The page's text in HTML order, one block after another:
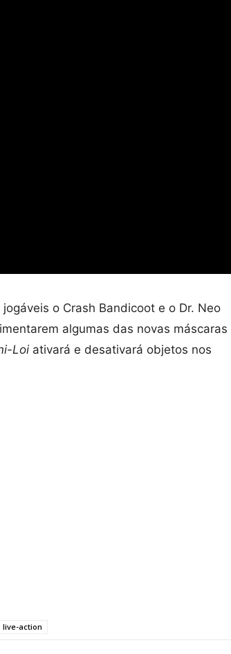
o Crash Bandicoot e o Dr. Neo
algumas das novas máscaras
Loi ativará e desativará objetos nos
live-action